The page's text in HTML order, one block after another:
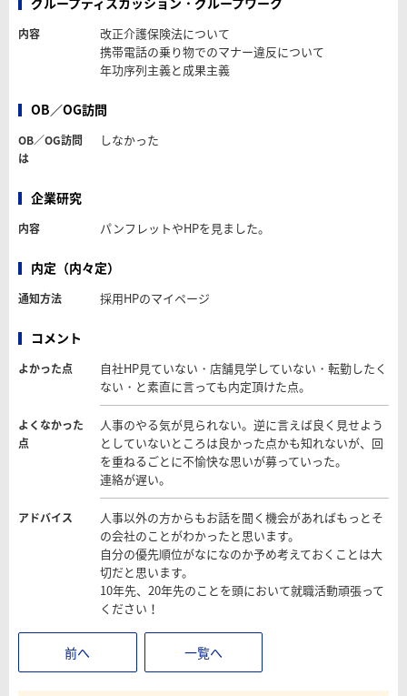
内容
改正介護保険法について
携帯電話の乗り物でのマナー違反について
年功序列主義と成果主義
OB／OG訪問
OB／OG訪問
は
しなかった
企業研究
内容 パンフレットやHPを見ました。
内定（内々定）
通知方法 採用HPのマイページ
コメント
よかった点
自社HP見ていない・店舗見学していない・転勤したく
ない・と素直に言っても内定頂けた点。
よくなかった
点
人事のやる気が見られない。逆に言えば良く見せよう
としていないところは良かった点かも知れないが、回
を重ねるごとに不愉快な思いが募っていった。
連絡が遅い。
アドバイス
人事以外の方からもお話を聞く機会があればもっとそ
の会社のことがわかったと思います。
自分の優先順位がなになのか予め考えておくことは大
切だと思います。
10年先、20年先のことを頭において就職活動頑張って
ください！
前へ 一覧へ